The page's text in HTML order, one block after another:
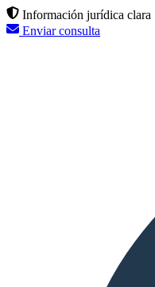
Información jurídica clara
Enviar consulta